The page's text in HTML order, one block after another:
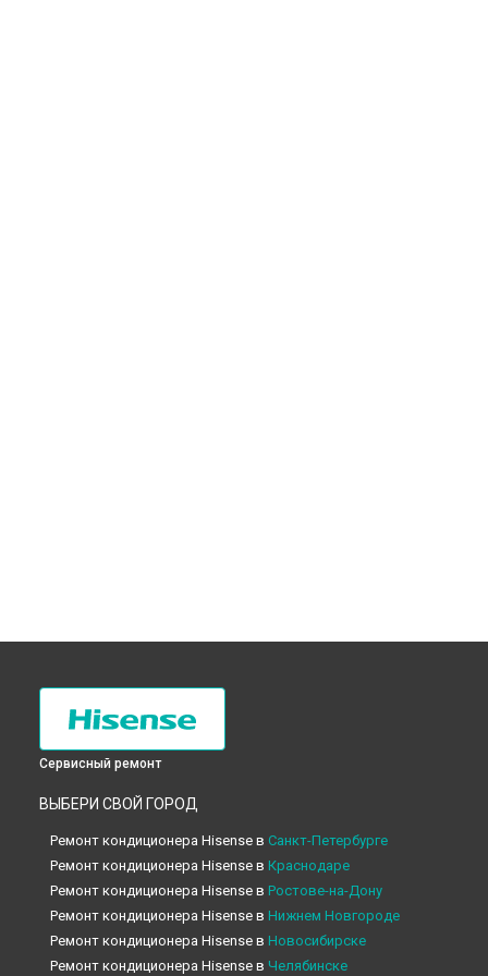
Сервисный ремонт
ВЫБЕРИ СВОЙ ГОРОД
Ремонт кондиционера Hisense в Санкт-Петербурге
Ремонт кондиционера Hisense в Краснодаре
Ремонт кондиционера Hisense в Ростове-на-Дону
Ремонт кондиционера Hisense в Нижнем Новгороде
Ремонт кондиционера Hisense в Новосибирске
Ремонт кондиционера Hisense в Челябинске